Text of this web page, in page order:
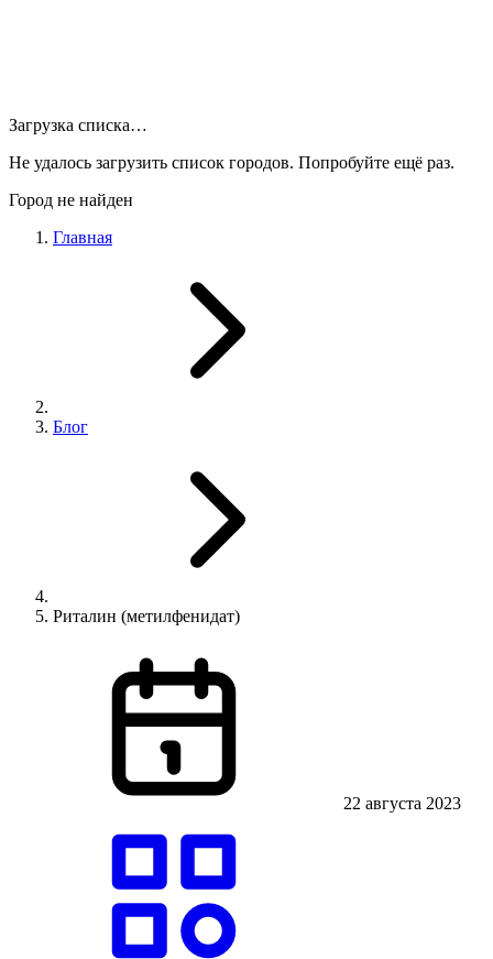
Загрузка списка…
Не удалось загрузить список городов. Попробуйте ещё раз.
Город не найден
Главная
Блог
Риталин (метилфенидат)
22 августа 2023